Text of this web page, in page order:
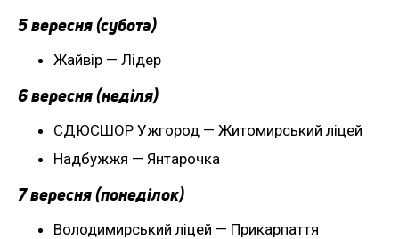
5 вересня (субота)
Жайвір — Лідер
6 вересня (неділя)
СДЮСШОР Ужгород — Житомирський ліцей
Надбужжя — Янтарочка
7 вересня (понеділок)
Володимирський ліцей — Прикарпаття